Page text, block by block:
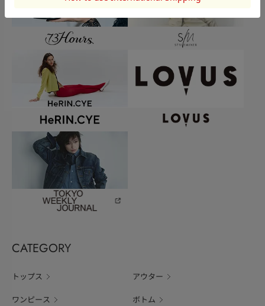
CATEGORY
トップス アウター
ワンピース ボトム